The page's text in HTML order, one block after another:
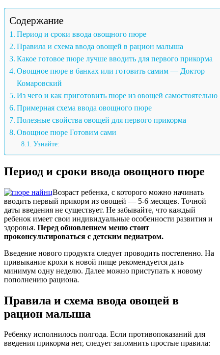
Содержание
Период и сроки ввода овощного пюре
Правила и схема ввода овощей в рацион малыша
Какое готовое пюре лучше вводить для первого прикорма
Овощное пюре в банках или готовить самим — Доктор
Комаровский
Из чего и как приготовить пюре из овощей самостоятельно
Примерная схема ввода овощного пюре
Полезные свойства овощей для первого прикорма
Овощное пюре Готовим сами
Узнайте:
Период и сроки ввода овощного пюре
Возраст ребенка, с которого можно начинать
вводить первый прикорм из овощей — 5-6 месяцев. Точной
даты введения не существует. Не забывайте, что каждый
ребенок имеет свои индивидуальные особенности развития и
здоровья. Перед обновлением меню стоит
проконсультироваться с детским педиатром.
Введение нового продукта следует проводить постепенно. На
привыкание крохи к новой пище рекомендуется дать
минимум одну неделю. Далее можно приступать к новому
пополнению рациона.
Правила и схема ввода овощей в
рацион малыша
Ребенку исполнилось полгода. Если противопоказаний для
введения прикорма нет, следует запомнить простые правила: